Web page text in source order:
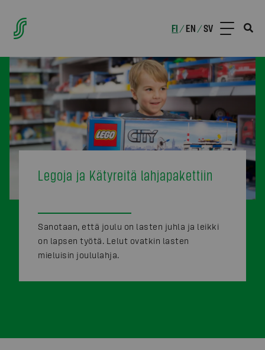
FI /EN /SV
Legoja ja Kätyreitä lahjapakettiin
Sanotaan, että joulu on lasten juhla ja leikki
on lapsen työtä. Lelut ovatkin lasten
mieluisin joululahja.